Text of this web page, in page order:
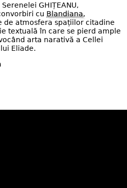
GHIȚEANU,
cu Blandiana,
de atmosfera spațiilor citadine
textuală în care se pierd ample
arta narativă a Cellei
Eliade.